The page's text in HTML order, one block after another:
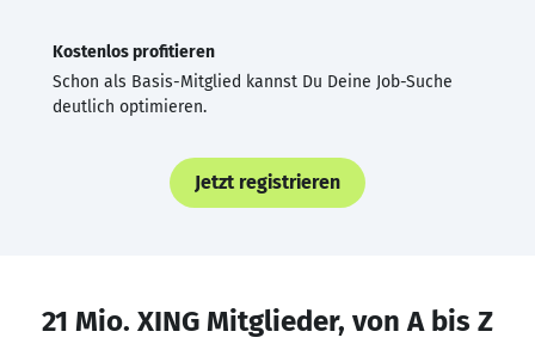
Kostenlos profitieren
Schon als Basis-Mitglied kannst Du Deine Job-Suche
deutlich optimieren.
Jetzt registrieren
21 Mio. XING Mitglieder, von A bis Z